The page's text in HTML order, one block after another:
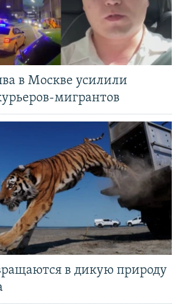
в Москве усилили
мигрантов
в дикую природу